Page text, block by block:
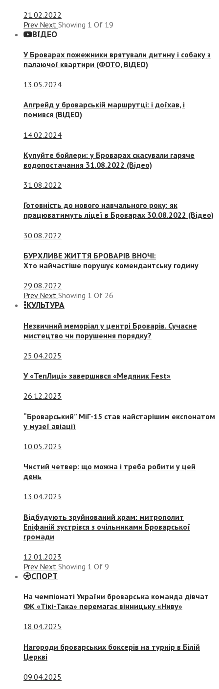
21.02.2022
Prev Next Showing 1 Of 19
ВІДЕО
У Броварах пожежники врятували дитину і собаку з
палаючої квартири (ФОТО, ВІДЕО)
13.05.2024
Апгрейд у броварській маршрутці: і доїхав, і
помився (ВІДЕО)
14.02.2024
Купуйте бойлери: у Броварах скасували гаряче
водопостачання 31.08.2022 (Відео)
31.08.2022
Готовність до нового навчального року: як
працюватимуть ліцеї в Броварах 30.08.2022 (Відео)
30.08.2022
БУРХЛИВЕ ЖИТТЯ БРОВАРІВ ВНОЧІ:
Хто найчастіше порушує комендантську годину
29.08.2022
Prev Next Showing 1 Of 26
КУЛЬТУРА
Незвичний меморіал у центрі Броварів. Сучасне
мистецтво чи порушення порядку?
25.04.2025
У «ТепЛиці» завершився «Медяник Fest»
26.12.2023
“Броварський” МіГ-15 став найстарішим експонатом
у музеї авіації
10.05.2023
Чистий четвер: що можна і треба робити у цей
день
13.04.2023
Відбудують зруйнований храм: митрополит
Епіфаній зустрівся з очільниками Броварської
громади
12.01.2023
Prev Next Showing 1 Of 9
СПОРТ
На чемпіонаті України броварська команда дівчат
ФК «Тікі-Така» перемагає вінницьку «Ниву»
18.04.2025
Нагороди броварських боксерів на турнір в Білій
Церкві
09.04.2025